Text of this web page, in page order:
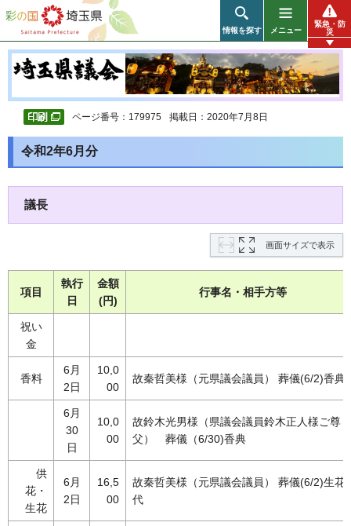
彩の国 埼玉県
情報を探す メニュー
緊急・防
災
ページ番号：179975 掲載日：2020年7月8日
令和2年6月分
議長
画面サイズで表示
項目
執行
日
金額
(円)
行事名・相手方等
祝い
金
香料
6月
2日
10,0
00
故秦哲美様（元県議会議員） 葬儀(6/2)香典
6月
30
日
10,0
00
故鈴木光男様（県議会議員鈴木正人様ご尊
父） 葬儀（6/30)香典
供
花・
生花
6月
2日
16,5
00
故秦哲美様（元県議会議員） 葬儀(6/2)生花
代